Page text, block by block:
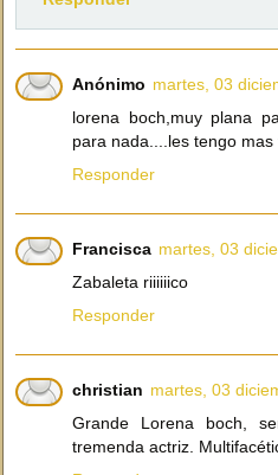
Anónimo martes, 03
lorena boch,muy plana
para nada....les tengo
Responder
Francisca martes, 03
Zabaleta riiiiiico
Responder
christian martes, 03
Grande Lorena boch,
tremenda actriz.